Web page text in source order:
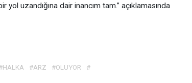
yol uzandığına dair inancım tam.” açıklamasında
#ARZ #OLUYOR #